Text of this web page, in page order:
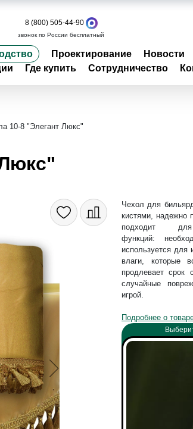
8 (800) 505-44-90
звонок по России бесплатный
Проектирование Новости
Где купить Сотрудничество
10-8 "Элегант Люкс"
Чехол для
кистями, надежно
подходит
функций:
используется
влаги, которые
продлевает срок
случайные
игрой.
Подробнее о